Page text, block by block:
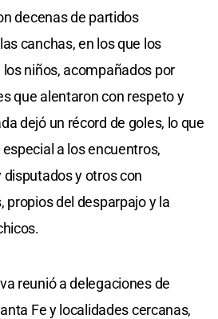
decenas de partidos
canchas, en los que los
niños, acompañados por
que alentaron con respeto y
dejó un récord de goles, lo que
a los encuentros,
y otros con
propios del desparpajo y la
reunió a delegaciones de
Fe y localidades cercanas,